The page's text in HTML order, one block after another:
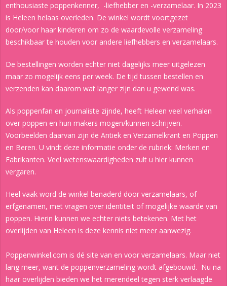
enthousiaste poppenkenner, -liefhebber en -verzamelaar. In 2023
is Heleen helaas overleden. De winkel wordt voortgezet
door/voor haar kinderen om zo de waardevolle verzameling
beschikbaar te houden voor andere liefhebbers en verzamelaars.
De bestellingen worden echter niet dagelijks meer uitgelezen
maar zo mogelijk eens per week. De tijd tussen bestellen en
verzenden kan daarom wat langer zijn dan u gewend was.
Als poppenfan en journaliste zijnde, heeft Heleen veel verhalen
over poppen en hun makers mogen/kunnen schrijven.
Voorbeelden daarvan zijn de Antiek en Verzamelkrant en Poppen
en Beren. U vindt deze informatie onder de rubriek: Merken en
Fabrikanten. Veel wetenswaardigheden zult u hier kunnen
vergaren.
Heel vaak word de winkel benaderd door verzamelaars, of
erfgenamen, met vragen over identiteit of mogelijke waarde van
poppen. Hierin kunnen we echter niets betekenen. Met het
overlijden van Heleen is deze kennis niet meer aanwezig.
Poppenwinkel.com is dé site van en voor verzamelaars. Maar niet
lang meer, want de poppenverzameling wordt afgebouwd. Nu na
haar overlijden bieden we het merendeel tegen sterk verlaagde